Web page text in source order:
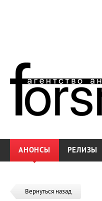
АНОНСЫ РЕЛИЗЫ
Вернуться назад